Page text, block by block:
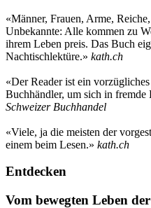
«Männer, Frauen, Arme,
Unbekannte: Alle kommen zu
ihrem Leben preis. Das Buch
Nachtischlektüre.» kath.ch
«Der Reader ist ein
Buchhändler, um sich in fremde
Schweizer Buchhandel
«Viele, ja die meisten der
einem beim Lesen.» kath.ch
Entdecken
Vom bewegten Leben